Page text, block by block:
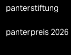
panterstiftung
panterpreis 2026